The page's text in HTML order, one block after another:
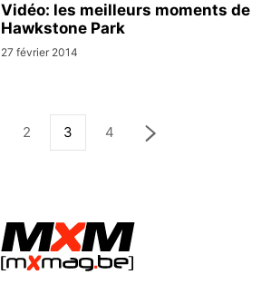
Vidéo: les meilleurs moments de
Hawkstone Park
27 février 2014
2 3 4